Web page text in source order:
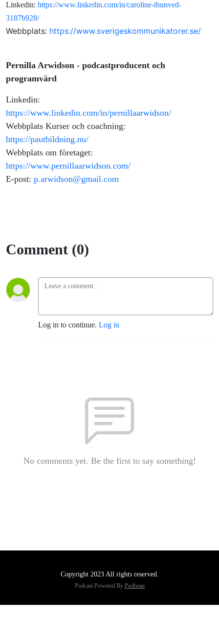
Linkedin: https://www.linkedin.com/in/caroline-thunved-
3187b928/
Webbplats: https://www.sverigeskommunikatorer.se/
Pernilla Arwidson - podcastproducent och
programvärd
Linkedin:
https://www.linkedin.com/in/pernillaarwidson/
Webbplats Kurser och coachning:
https://pautbildning.nu/
Webbplats om företaget:
https://www.pernillaarwidson.com/
E-post: p.arwidson@gmail.com
Comment (0)
Log in to continue. Log in
No comments yet. Be the first to say something!
Copyright 2023 All rights reserved.
Podcast Powered By Podbean